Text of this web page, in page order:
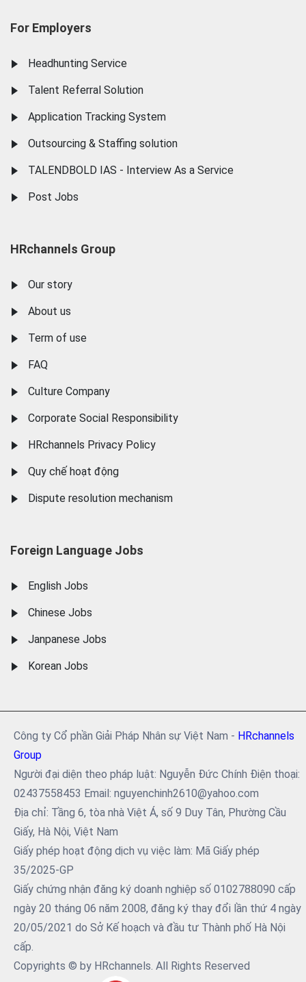
For Employers
Headhunting Service
Talent Referral Solution
Application Tracking System
Outsourcing & Staffing solution
TALENDBOLD IAS - Interview As a Service
Post Jobs
HRchannels Group
Our story
About us
Term of use
FAQ
Culture Company
Corporate Social Responsibility
HRchannels Privacy Policy
Quy chế hoạt động
Dispute resolution mechanism
Foreign Language Jobs
English Jobs
Chinese Jobs
Janpanese Jobs
Korean Jobs
Công ty Cổ phần Giải Pháp Nhân sự Việt Nam - HRchannels
Group
Người đại diện theo pháp luật: Nguyễn Đức Chính Điện thoại:
02437558453 Email: nguyenchinh2610@yahoo.com
Địa chỉ: Tầng 6, tòa nhà Việt Á, số 9 Duy Tân, Phường Cầu
Giấy, Hà Nội, Việt Nam
Giấy phép hoạt động dịch vụ việc làm: Mã Giấy phép
35/2025-GP
Giấy chứng nhận đăng ký doanh nghiệp số 0102788090 cấp
ngày 20 tháng 06 năm 2008, đăng ký thay đổi lần thứ 4 ngày
20/05/2021 do Sở Kế hoạch và đầu tư Thành phố Hà Nội
cấp.
Copyrights © by HRchannels. All Rights Reserved